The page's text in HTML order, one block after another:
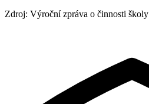
Zdroj: Výroční zpráva o činnosti školy